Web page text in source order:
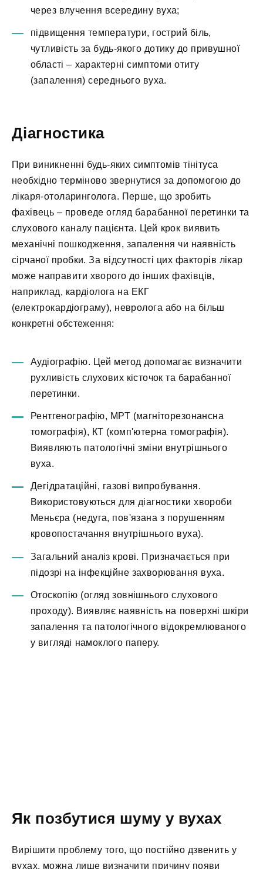
через влучення всередину вуха;
підвищення температури, гострий біль,
чутливість за будь-якого дотику до привушної
області – характерні симптоми отиту
(запалення) середнього вуха.
Діагностика
При виникненні будь-яких симптомів тінітуса
необхідно терміново звернутися за допомогою до
лікаря-отоларинголога. Перше, що зробить
фахівець – проведе огляд барабанної перетинки та
слухового каналу пацієнта. Цей крок виявить
механічні пошкодження, запалення чи наявність
сірчаної пробки. За відсутності цих факторів лікар
може направити хворого до інших фахівців,
наприклад, кардіолога на ЕКГ
(електрокардіограму), невролога або на більш
конкретні обстеження:
Аудіографію. Цей метод допомагає визначити
рухливість слухових кісточок та барабанної
перетинки.
Рентгенографію, МРТ (магніторезонансна
томографія), КТ (комп'ютерна томографія).
Виявляють патологічні зміни внутрішнього
вуха.
Дегідратаційні, газові випробування.
Використовуються для діагностики хвороби
Меньєра (недуга, пов'язана з порушенням
кровопостачання внутрішнього вуха).
Загальний аналіз крові. Призначається при
підозрі на інфекційне захворювання вуха.
Отоскопію (огляд зовнішнього слухового
проходу). Виявляє наявність на поверхні шкіри
запалення та патологічного відокремлюваного
у вигляді намоклого паперу.
Як позбутися шуму у вухах
Вирішити проблему того, що постійно дзвенить у
вухах, можна лише визначити причину появи